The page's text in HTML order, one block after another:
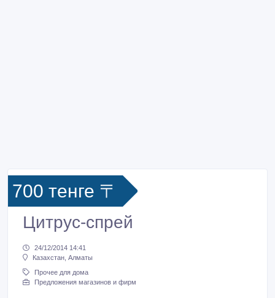
700 тенге 〒
Цитрус-спрей
24/12/2014 14:41
Казахстан, Алматы
Прочее для дома
Предложения магазинов и фирм